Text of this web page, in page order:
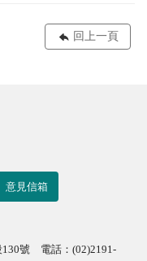
回上一頁
意見信箱
130號 電話：(02)2191-